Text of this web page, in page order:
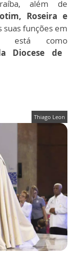
além de
Roseira e
suas funções em
está como
Diocese de
Thiago Leon